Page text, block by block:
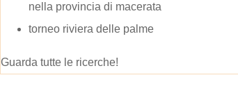
nella provincia di macerata
torneo riviera delle palme
Guarda tutte le ricerche!